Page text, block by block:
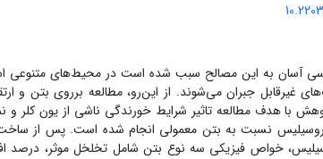
آسان به این مصالح سبب شده ‌‌است در محیط‌های متنوعی
غیرقابل جبران می‌شوند. از این‌رو، مطالعه برروی بتن و
با هدف مطالعه تاثیر شرایط خورندگی ناشی از یون کلر
نسبت به بتن معمولی انجام شده ‌است. پس از
خواص فیزیکی سه نوع بتن شامل تخلخل موثر،